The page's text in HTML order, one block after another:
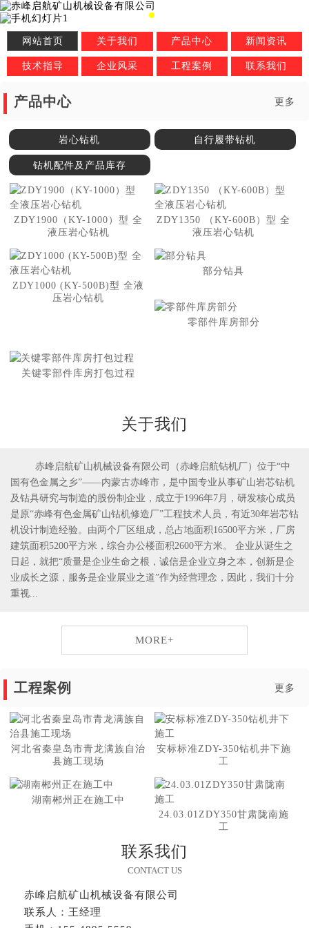
2
网站首页 关于我们 产品中心 新闻资讯
技术指导 企业风采 工程案例 联系我们
产品中心 更多
岩心钻机 自行履带钻机
钻机配件及产品库存
ZDY1900（KY-1000）型 全
液压岩心钻机
ZDY1350 （KY-600B）型 全
液压岩心钻机
ZDY1000 (KY-500B)型 全液
压岩心钻机
部分钻具
零部件库房部分
关键零部件库房打包过程
关于我们
赤峰启航矿山机械设备有限公司（赤峰启航钻机厂）位于“中
国有色金属之乡”——内蒙古赤峰市，是中国专业从事矿山岩芯钻机
及钻具研究与制造的股份制企业，成立于1996年7月，研发核心成员
是原“赤峰有色金属矿山钻机修造厂”工程技术人员，有近30年岩芯钻
机设计制造经验。由两个厂区组成，总占地面积16500平方米，厂房
建筑面积5200平方米，综合办公楼面积2600平方米。 企业从诞生之
日起，就把“质量是企业生命之根，诚信是企业立身之本，创新是企
业成长之源，服务是企业展业之道”作为经营理念，因此，我们十分
重视...
MORE+
工程案例 更多
河北省秦皇岛市青龙满族自治
县施工现场
安标标准ZDY-350钻机井下施
工
湖南郴州正在施工中
24.03.01ZDY350甘肃陇南施
工
联系我们
CONTACT US
赤峰启航矿山机械设备有限公司
联系人：王经理